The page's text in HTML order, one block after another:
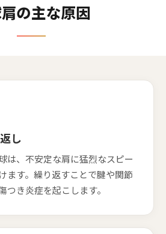
の主な原因
し
は、不安定な肩に猛烈なスピー
ます。繰り返すことで腱や関節
つき炎症を起こします。